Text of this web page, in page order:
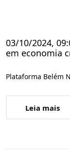
03/10/2024,
em economia
Plataforma Belém
Leia mais